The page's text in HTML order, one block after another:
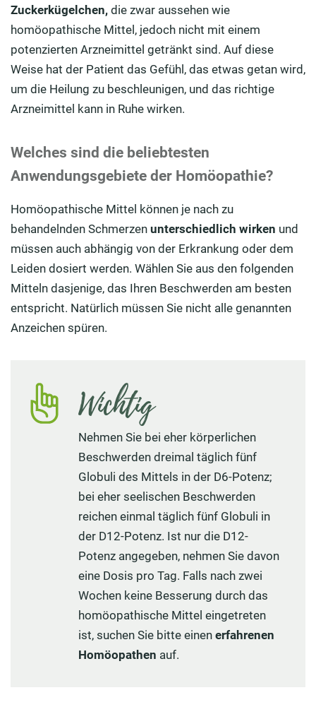
Zuckerkügelchen, die zwar aussehen wie
homöopathische Mittel, jedoch nicht mit einem
potenzierten Arzneimittel getränkt sind. Auf diese
Weise hat der Patient das Gefühl, das etwas getan wird,
um die Heilung zu beschleunigen, und das richtige
Arzneimittel kann in Ruhe wirken.
Welches sind die beliebtesten
Anwendungsgebiete der Homöopathie?
Homöopathische Mittel können je nach zu
behandelnden Schmerzen unterschiedlich wirken und
müssen auch abhängig von der Erkrankung oder dem
Leiden dosiert werden. Wählen Sie aus den folgenden
Mitteln dasjenige, das Ihren Beschwerden am besten
entspricht. Natürlich müssen Sie nicht alle genannten
Anzeichen spüren.
Wichtig
Nehmen Sie bei eher körperlichen
Beschwerden dreimal täglich fünf
Globuli des Mittels in der D6-Potenz;
bei eher seelischen Beschwerden
reichen einmal täglich fünf Globuli in
der D12-Potenz. Ist nur die D12-
Potenz angegeben, nehmen Sie davon
eine Dosis pro Tag. Falls nach zwei
Wochen keine Besserung durch das
homöopathische Mittel eingetreten
ist, suchen Sie bitte einen erfahrenen
Homöopathen auf.